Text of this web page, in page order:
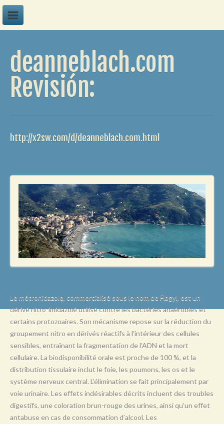
G
P
Q
R
S
T
U
W
deanneblach.com
Revisión:
http://x2sw.com/d/deanneblach.com.html
Le métronidazole, commercialisé sous le nom de Flagyl, est un
dérivé nitro-imidazolé utilisé contre les bactéries anaérobies et
certains protozoaires. Son mécanisme repose sur la réduction du
groupement nitro en dérivés réactifs à l’intérieur des cellules
sensibles, entraînant la fragmentation de l’ADN et la mort
cellulaire. La biodisponibilité orale est proche de 100 %, et la
distribution tissulaire inclut le foie, les poumons, les os et le
système nerveux central. L’élimination se fait principalement par
voie urinaire. Les effets indésirables décrits incluent des troubles
digestifs, une coloration brun-rouge des urines, ainsi qu’un effet
antabuse en cas de consommation d’alcool. Les